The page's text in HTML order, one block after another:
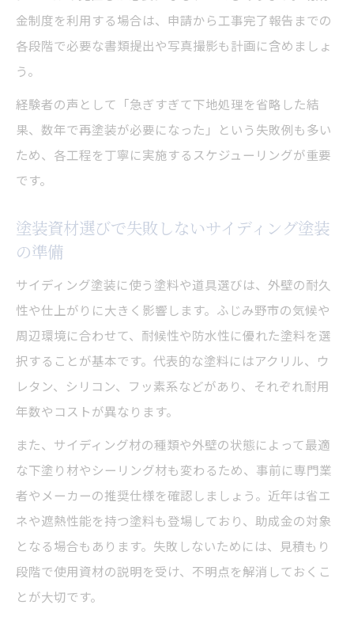
サイディング塗装時のDIY手順とポイント
外壁塗装の失敗例から学ぶサイディング塗
サイディング塗装で役立つセルフチェック
項目
金制度を利用する場合は、申請から工事完了報告までの
各段階で必要な書類提出や写真撮影も計画に含めましょ
う。
経験者の声として「急ぎすぎて下地処理を省略した結
果、数年で再塗装が必要になった」という失敗例も多い
ため、各工程を丁寧に実施するスケジューリングが重要
です。
塗装資材選びで失敗しないサイディング塗装
の準備
サイディング塗装に使う塗料や道具選びは、外壁の耐久
性や仕上がりに大きく影響します。ふじみ野市の気候や
周辺環境に合わせて、耐候性や防水性に優れた塗料を選
択することが基本です。代表的な塗料にはアクリル、ウ
レタン、シリコン、フッ素系などがあり、それぞれ耐用
年数やコストが異なります。
また、サイディング材の種類や外壁の状態によって最適
な下塗り材やシーリング材も変わるため、事前に専門業
者やメーカーの推奨仕様を確認しましょう。近年は省エ
ネや遮熱性能を持つ塗料も登場しており、助成金の対象
となる場合もあります。失敗しないためには、見積もり
段階で使用資材の説明を受け、不明点を解消しておくこ
とが大切です。